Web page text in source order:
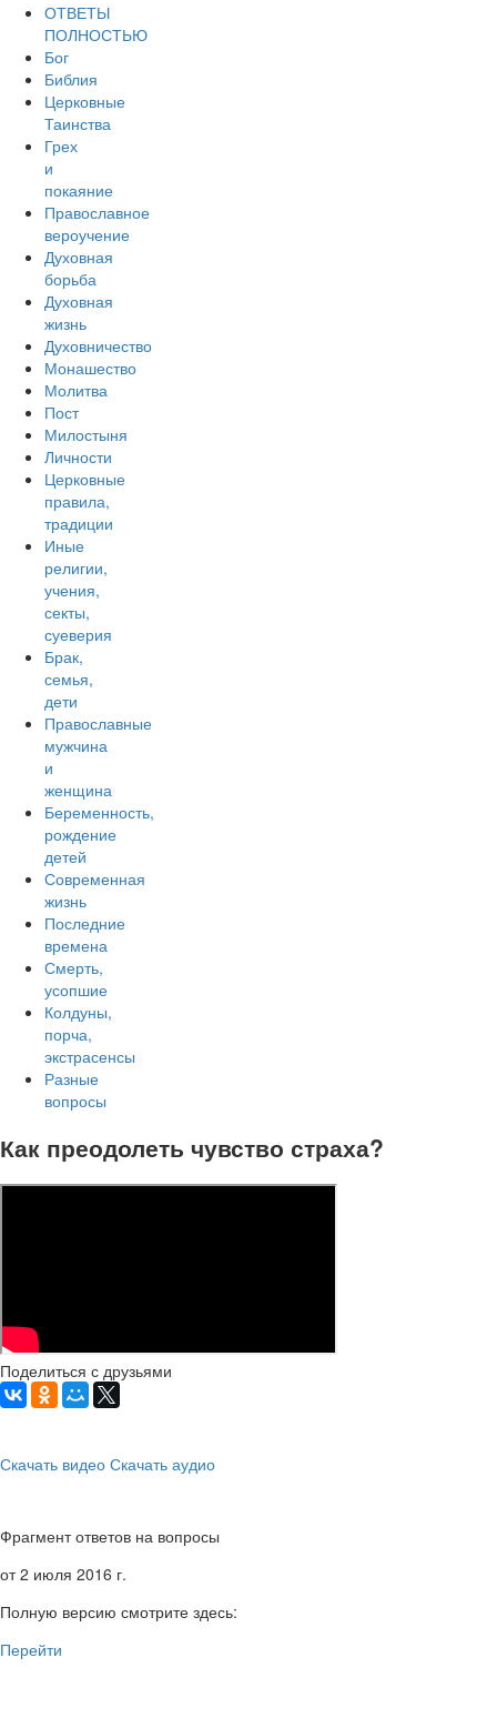
ОТВЕТЫ
ПОЛНОСТЬЮ
Бог
Библия
Церковные
Таинства
Грех
и
покаяние
Православное
вероучение
Духовная
борьба
Духовная
жизнь
Духовничество
Монашество
Молитва
Пост
Милостыня
Личности
Церковные
правила,
традиции
Иные
религии,
учения,
секты,
суеверия
Брак,
семья,
дети
Православные
мужчина
и
женщина
Беременность,
рождение
детей
Современная
жизнь
Последние
времена
Смерть,
усопшие
Колдуны,
порча,
экстрасенсы
Разные
вопросы
Как преодолеть чувство страха?
Поделиться с друзьями
Скачать видео Скачать аудио
Фрагмент ответов на вопросы
от 2 июля 2016 г.
Полную версию смотрите здесь:
Перейти